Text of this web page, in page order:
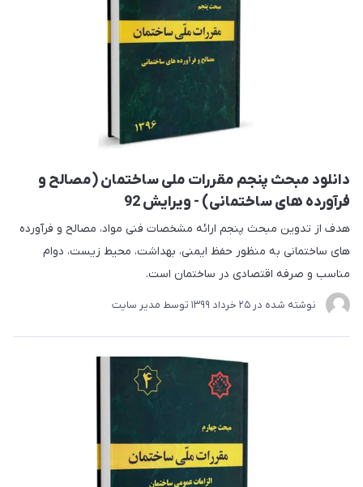
دانلود مبحث پنجم مقررات ملی ساختمان (مصالح و
فرآورده های ساختمانی) - ویرایش 92
هدف از تدوین مبحث پنجم ارائه مشخصات فنی مواد، مصالح و فرآورده
های ساختمانی به منظور حفظ ایمنی، بهداشت، محیط زیست، دوام
مناسب و صرفه اقتصادی در ساختمان است.
نوشته شده در 25 خرداد 1399 توسط مدیر سایت